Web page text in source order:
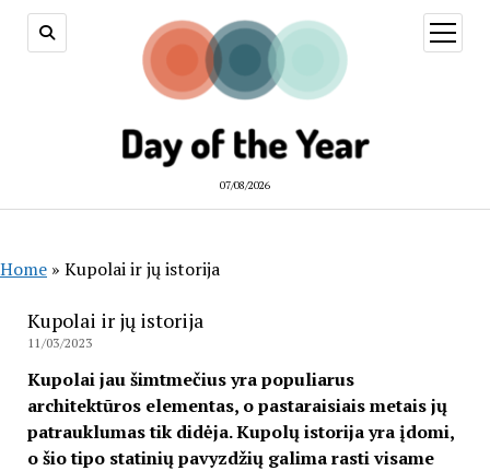
07/08/2026
open
menu
Home » Kupolai ir jų istorija
Kupolai ir jų istorija
11/03/2023
Kupolai jau šimtmečius yra populiarus
architektūros elementas, o pastaraisiais metais jų
patrauklumas tik didėja. Kupolų istorija yra įdomi,
o šio tipo statinių pavyzdžių galima rasti visame